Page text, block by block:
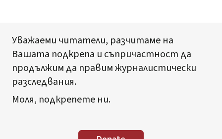
Уважаеми читатели, разчитаме на
Вашата подкрепа и съпричастност да
продължим да правим журналистически
разследвания.
Моля, подкрепете ни.